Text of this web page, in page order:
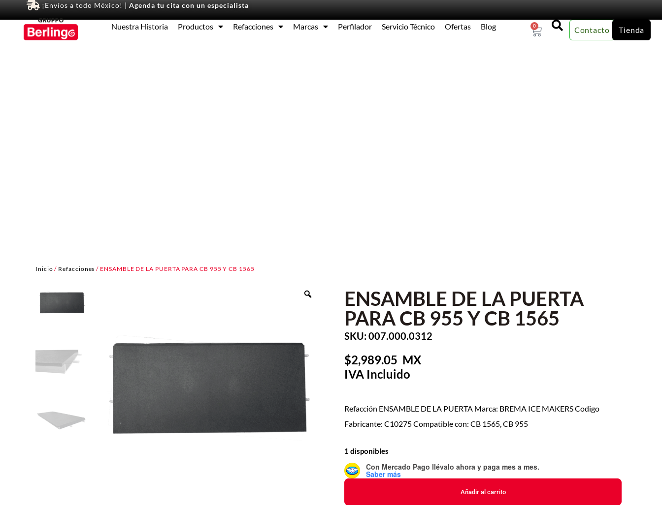
¡Envíos a todo México! | Agenda tu cita con un especialista
Nuestra Historia Productos Refacciones Marcas Perfilador Servicio Técnico Ofertas Blog 0 Contacto Tienda
Inicio / Refacciones / ENSAMBLE DE LA PUERTA PARA CB 955 Y CB 1565
ENSAMBLE DE LA PUERTA
PARA CB 955 Y CB 1565
SKU: 007.000.0312
2,989.05
Refacción ENSAMBLE DE LA PUERTA Marca: BREMA ICE MAKERS Codigo
Fabricante: C10275 Compatible con: CB 1565, CB 955
1 disponibles
Con Mercado Pago llévalo ahora y paga mes a mes.
Saber más
Añadir al carrito
Equipos